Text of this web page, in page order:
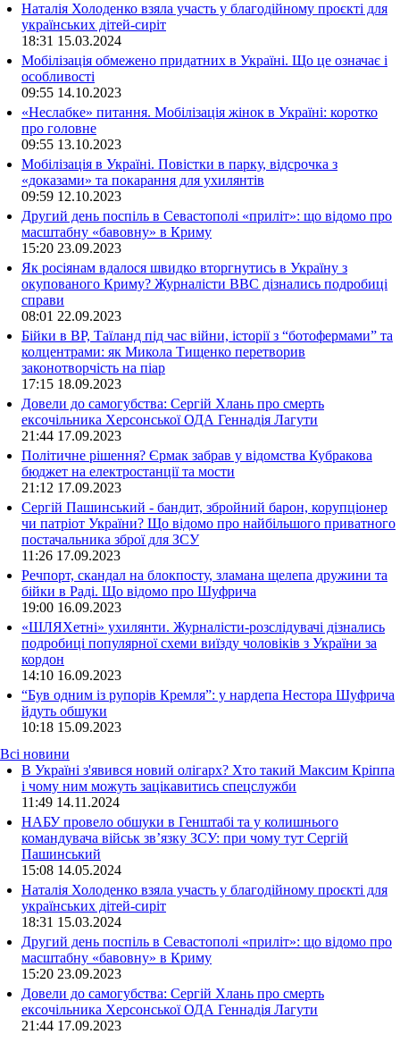
Наталія Холоденко взяла участь у благодійному проєкті для
українських дітей-сиріт
18:31 15.03.2024
Мобілізація обмежено придатних в Україні. Що це означає і
особливості
09:55 14.10.2023
«Неслабке» питання. Мобілізація жінок в Україні: коротко
про головне
09:55 13.10.2023
Мобілізація в Україні. Повістки в парку, відсрочка з
«доказами» та покарання для ухилянтів
09:59 12.10.2023
Другий день поспіль в Севастополі «приліт»: що відомо про
масштабну «бавовну» в Криму
15:20 23.09.2023
Як росіянам вдалося швидко вторгнутись в Україну з
окупованого Криму? Журналісти ВВС дізнались подробиці
справи
08:01 22.09.2023
Бійки в ВР, Таїланд під час війни, історії з “ботофермами” та
колцентрами: як Микола Тищенко перетворив
законотворчість на піар
17:15 18.09.2023
Довели до самогубства: Сергій Хлань про смерть
ексочільника Херсонської ОДА Геннадія Лагути
21:44 17.09.2023
Політичне рішення? Єрмак забрав у відомства Кубракова
бюджет на електростанції та мости
21:12 17.09.2023
Сергій Пашинський - бандит, збройний барон, корупціонер
чи патріот України? Що відомо про найбільшого приватного
постачальника зброї для ЗСУ
11:26 17.09.2023
Речпорт, скандал на блокпосту, зламана щелепа дружини та
бійки в Раді. Що відомо про Шуфрича
19:00 16.09.2023
«ШЛЯХетні» ухилянти. Журналісти-розслідувачі дізнались
подробиці популярної схеми виїзду чоловіків з України за
кордон
14:10 16.09.2023
“Був одним із рупорів Кремля”: у нардепа Нестора Шуфрича
йдуть обшуки
10:18 15.09.2023
Всі новини
В Україні з'явився новий олігарх? Хто такий Максим Кріппа
і чому ним можуть зацікавитись спецслужби
11:49 14.11.2024
НАБУ провело обшуки в Генштабі та у колишнього
командувача військ зв’язку ЗСУ: при чому тут Сергій
Пашинський
15:08 14.05.2024
Наталія Холоденко взяла участь у благодійному проєкті для
українських дітей-сиріт
18:31 15.03.2024
Другий день поспіль в Севастополі «приліт»: що відомо про
масштабну «бавовну» в Криму
15:20 23.09.2023
Довели до самогубства: Сергій Хлань про смерть
ексочільника Херсонської ОДА Геннадія Лагути
21:44 17.09.2023